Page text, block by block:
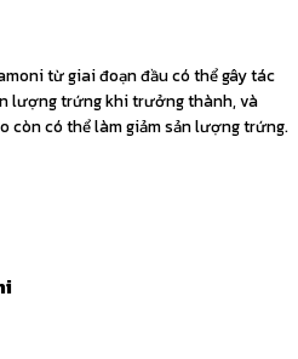
từ giai đoạn đầu có thể gây tác
lượng trứng khi trưởng thành, và
còn có thể làm giảm sản lượng trứng.